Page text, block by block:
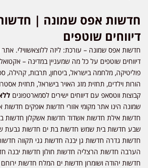
דיווחים שוטפים
חדשות אפס שמונה – עורכת: ליזה ללוצאשווילי.
דיווחים שוטפים על כל מה שמעניין במדינה –
פוליטיקה, מלחמה בישראל, ביטחון, תרבות, קהילה,
הורות וילדים, תחזית מזג האויר בישראל, תחזית
קבוצות ווטסאפ עם דיווחים ישירים לסמארטפונים
שמונה הינו אתר מקומי אזורי חדשות אופקים חדשות
חדשות אילת חדשות אשדוד חדשות אשקלון חדשות
שבע חדשות בית שמש חדשות בת ים חדשות גבעת
חדשות גדרה חדשות גן יבנה חדשות גני תקווה
הערבה חדשות הרצליה חדשות חולון חדשות יבנה
חדשות יהודה ושומרון חדשות ים המלח חדשות